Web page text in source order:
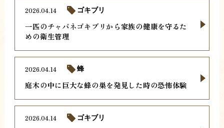
一匹のチャバネゴキブリから家族の健康を守るた
めの衛生管理
2026.04.14 ゴキブリ
庭木の中に巨大な蜂の巣を発見した時の恐怖体験
2026.04.14 蜂
2026.04.14 ゴキブリ